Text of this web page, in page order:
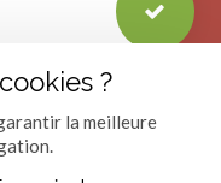
à vérifier vos spams ou à
à cette adresse.
?
la meilleure